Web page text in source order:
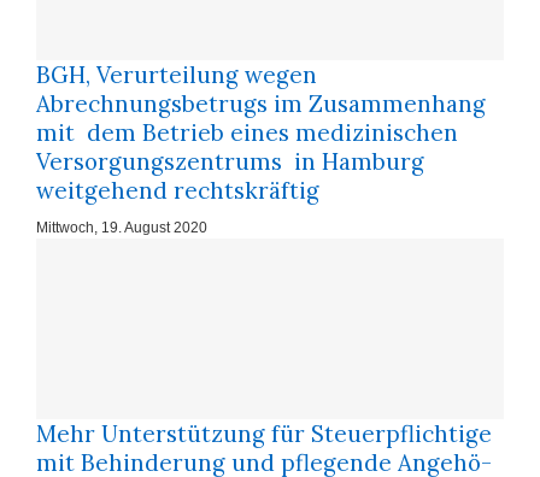
BGH, Verurteilung wegen
Abrechnungsbetrugs im Zusammenhang
mit dem Betrieb eines medizinischen
Versorgungszentrums in Hamburg
weitgehend rechtskräftig
Mittwoch, 19. August 2020
Mehr Un­ter­stüt­zung für Steu­er­pflich­ti­ge
mit Be­hin­de­rung und pfle­gen­de An­ge­hö­